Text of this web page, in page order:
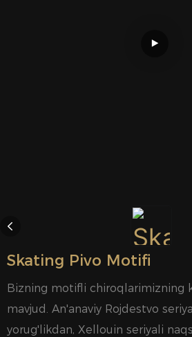
Skating Pivo Motifi
Bizning motifli chiroqlarimizning
mavjud. An'anaviy Rojdestvo
yorug'likdan, Xellouin seriyali